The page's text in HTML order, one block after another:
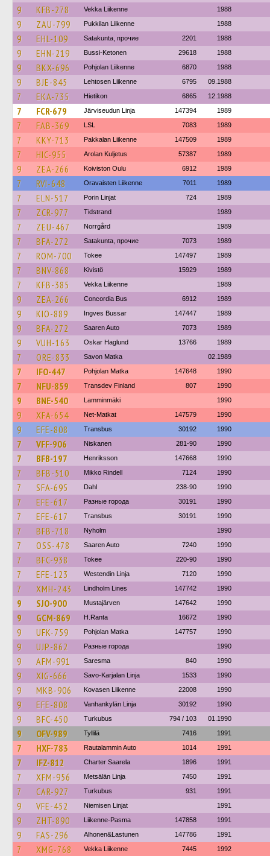
9
KFB-278 Vekka Liikenne 1988
9 ZAU-799 Pukkilan Liikenne 1988
9 EHL-109 Satakunta, прочие 2201 1988
9 EHN-219 Bussi-Ketonen 29618 1988
9 BKX-696 Pohjolan Liikenne 6870 1988
9 BJE-845 Lehtosen Liikenne 6795 09.1988
7 EKA-735 Hietikon 6865 12.1988
7 FCR-679 Järviseudun Linja 147394 1989
7 FAB-369 LSL 7083 1989
7 KKY-713 Pakkalan Liikenne 147509 1989
7 HIC-955 Arolan Kuljetus 57387 1989
9 ZEA-266 Koiviston Oulu 6912 1989
7 RVI-648 Oravaisten Liikenne 7011 1989
7 ELN-517 Porin Linjat 724 1989
7 ZCR-977 Tidstrand 1989
7 ZEU-467 Norrgård 1989
7 BFA-272 Satakunta, прочие 7073 1989
7 ROM-700 Tokee 147497 1989
7 BNV-868 Kivistö 15929 1989
7 KFB-385 Vekka Liikenne 1989
9 ZEA-266 Concordia Bus 6912 1989
9 KIO-889 Ingves Bussar 147447 1989
9 BFA-272 Saaren Auto 7073 1989
9 VUH-163 Oskar Haglund 13766 1989
7 ORE-833 Savon Matka 02.1989
7 IFO-447 Pohjolan Matka 147648 1990
7 NFU-859 Transdev Finland 807 1990
9 BNE-540 Lamminmäki 1990
9 XFA-654 Net-Matkat 147579 1990
9 EFE-808 Transbus 30192 1990
7 VFF-906 Niskanen 281-90 1990
7 BFB-197 Henriksson 147668 1990
7 BFB-510 Mikko Rindell 7124 1990
7 SFA-695 Dahl 238-90 1990
7 EFE-617 Разные города 30191 1990
7 EFE-617 Transbus 30191 1990
7 BFB-718 Nyholm 1990
7 OSS-478 Saaren Auto 7240 1990
7 BFC-938 Tokee 220-90 1990
7 EFE-123 Westendin Linja 7120 1990
7 XMH-243 Lindholm Lines 147742 1990
9 SJO-900 Mustajärven 147642 1990
9 GCM-869 H.Ranta 16672 1990
9 UFK-759 Pohjolan Matka 147757 1990
9 UJP-862 Разные города 1990
9 AFM-991 Saresma 840 1990
9 XIG-666 Savo-Karjalan Linja 1533 1990
9 MKB-906 Kovasen Liikenne 22008 1990
9 EFE-808 Vanhankylän Linja 30192 1990
9 BFC-450 Turkubus 794 / 103 01.1990
9 OFV-989 Tyllilä 7416 1991
7 HXF-783 Rautalammin Auto 1014 1991
7 IFZ-812 Charter Saarela 1896 1991
7 XFM-956 Metsälän Linja 7450 1991
7 CAR-927 Turkubus 931 1991
9 VFE-452 Niemisen Linjat 1991
9 ZHT-890 Liikenne-Pasma 147858 1991
9 FAS-296 Alhonen&Lastunen 147786 1991
7 XMG-768 Vekka Liikenne 7445 1992